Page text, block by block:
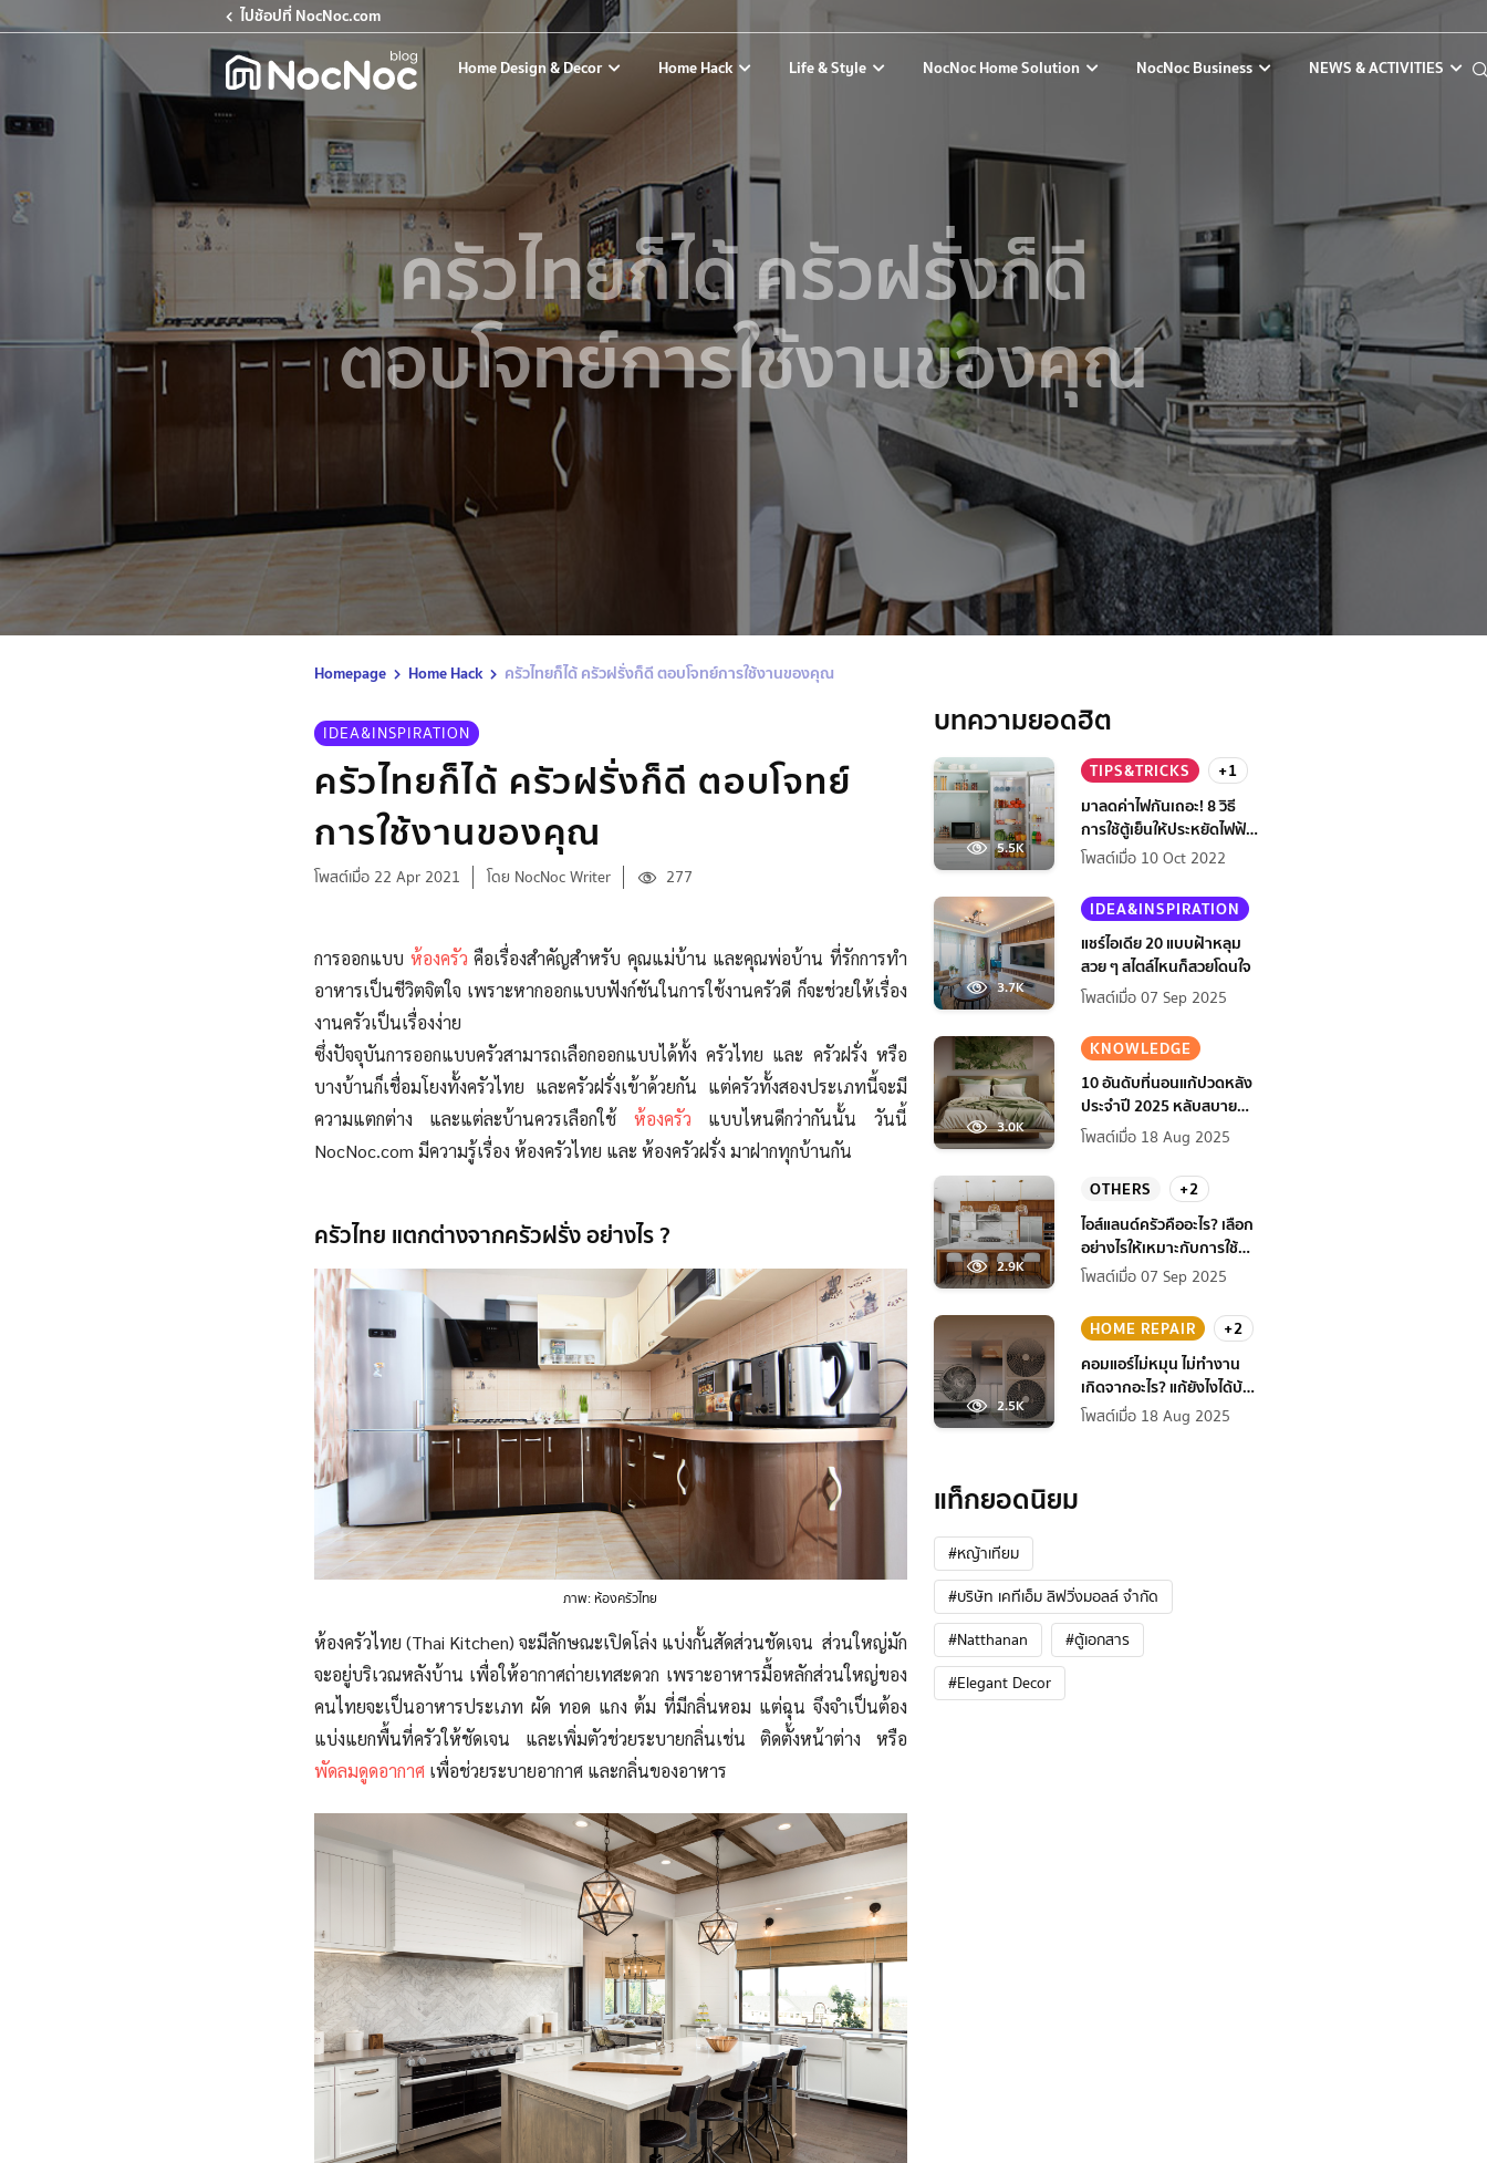
ไปช้อปที่ NocNoc.com
Home Design & Decor Home Hack Life & Style NocNoc Home Solution NocNoc Business NEWS & ACTIVITIES
ครัวไทยก็ได้ ครัวฝรั่งก็ดี
ตอบโจทย์การใช้งานของคุณ
Homepage Home Hack ครัวไทยก็ได้ ครัวฝรั่งก็ดี ตอบโจทย์การใช้งานของคุณ
IDEA&INSPIRATION
ครัวไทยก็ได้ ครัวฝรั่งก็ดี ตอบโจทย์
การใช้งานของคุณ
โพสต์เมื่อ 22 Apr 2021 โดย NocNoc Writer 277
การออกแบบ ห้องครัว คือเรื่องสำคัญสำหรับ คุณแม่บ้าน และคุณพ่อบ้าน ที่รักการทำ
อาหารเป็นชีวิตจิตใจ เพราะหากออกแบบฟังก์ชันในการใช้งานครัวดี ก็จะช่วยให้เรื่อง
งานครัวเป็นเรื่องง่าย
ซึ่งปัจจุบันการออกแบบครัวสามารถเลือกออกแบบได้ทั้ง ครัวไทย และ ครัวฝรั่ง หรือ
บางบ้านก็เชื่อมโยงทั้งครัวไทย และครัวฝรั่งเข้าด้วยกัน แต่ครัวทั้งสองประเภทนี้จะมี
ความแตกต่าง และแต่ละบ้านควรเลือกใช้ ห้องครัว แบบไหนดีกว่ากันนั้น วันนี้
NocNoc.com มีความรู้เรื่อง ห้องครัวไทย และ ห้องครัวฝรั่ง มาฝากทุกบ้านกัน
ครัวไทย แตกต่างจากครัวฝรั่ง อย่างไร ?
ภาพ: ห้องครัวไทย
ห้องครัวไทย (Thai Kitchen) จะมีลักษณะเปิดโล่ง แบ่งกั้นสัดส่วนชัดเจน ส่วนใหญ่มัก
จะอยู่บริเวณหลังบ้าน เพื่อให้อากาศถ่ายเทสะดวก เพราะอาหารมื้อหลักส่วนใหญ่ของ
คนไทยจะเป็นอาหารประเภท ผัด ทอด แกง ต้ม ที่มีกลิ่นหอม แต่ฉุน จึงจำเป็นต้อง
แบ่งแยกพื้นที่ครัวให้ชัดเจน และเพิ่มตัวช่วยระบายกลิ่นเช่น ติดตั้งหน้าต่าง หรือ
พัดลมดูดอากาศเพื่อช่วยระบายอากาศ และกลิ่นของอาหาร
บทความยอดฮิต
5.5K
TIPS&TRICKS
+1
มาลดค่าไฟกันเถอะ! 8 วิธี
การใช้ตู้เย็นให้ประหยัดไฟฟ้า
กว่าเดิม
โพสต์เมื่อ 10 Oct 2022
3.7K
IDEA&INSPIRATION
แชร์ไอเดีย 20 แบบฝ้าหลุม
สวย ๆ สไตล์ไหนก็สวยโดนใจ
โพสต์เมื่อ 07 Sep 2025
3.0K
KNOWLEDGE
10 อันดับที่นอนแก้ปวดหลัง
ประจำปี 2025 หลับสบาย
สุขภาพดียิ่งกว่าเดิม
โพสต์เมื่อ 18 Aug 2025
2.9K
OTHERS
+2
ไอส์แลนด์ครัวคืออะไร? เลือก
อย่างไรให้เหมาะกับการใช้
งานที่บ้าน
โพสต์เมื่อ 07 Sep 2025
2.5K
HOME REPAIR
+2
คอมแอร์ไม่หมุน ไม่ทํางาน
เกิดจากอะไร? แก้ยังไงได้บ้าง
ก่อนแอร์พัง!
โพสต์เมื่อ 18 Aug 2025
แท็กยอดนิยม
#หญ้าเทียม
#บริษัท เคทีเอ็ม ลิฟวิ่งมอลล์ จำกัด
#Natthanan
#ตู้เอกสาร
#Elegant Decor